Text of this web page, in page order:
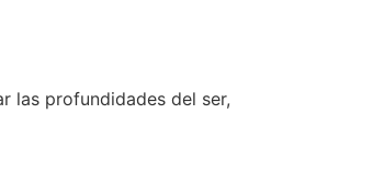
las profundidades del ser,